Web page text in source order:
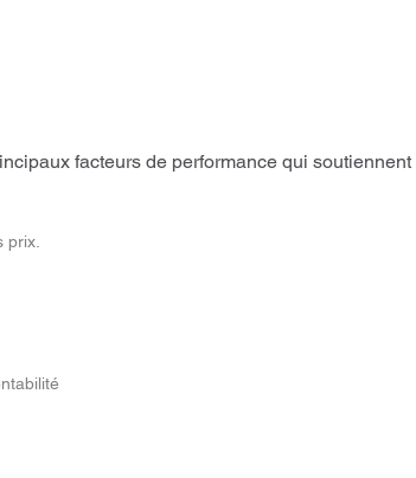
facteurs de performance qui
prix.